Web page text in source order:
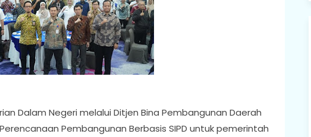
Dalam Negeri melalui Ditjen Bina Pembangunan Daerah
Pembangunan Berbasis SIPD untuk pemerintah